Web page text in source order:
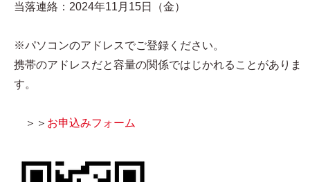
当落連絡：2024年11月15日（金）
※パソコンのアドレスでご登録ください。
携帯のアドレスだと容量の関係ではじかれることがありま
す。
＞＞ お申込みフォーム